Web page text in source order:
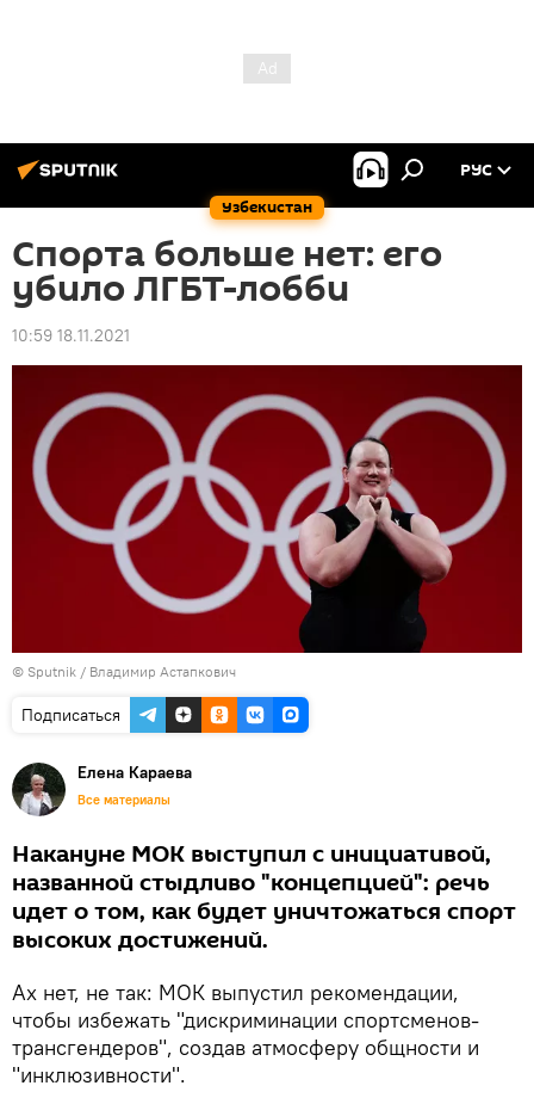
Узбекистан
РУС
Спорта больше нет: его
убило ЛГБТ-лобби
10:59 18.11.2021
© Sputnik / Владимир Астапкович
Подписаться
Елена Караева
Все материалы
Накануне МОК выступил с инициативой,
названной стыдливо "концепцией": речь
идет о том, как будет уничтожаться спорт
высоких достижений.
Ах нет, не так: МОК выпустил рекомендации,
чтобы избежать "дискриминации спортсменов-
трансгендеров", создав атмосферу общности и
"инклюзивности".